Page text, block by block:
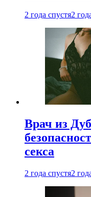
2 года спустя2
Врач из
секса
2 года спустя2